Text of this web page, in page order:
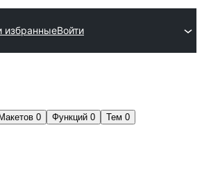
избранныеВойти
Макетов 0 Функций 0 Тем 0